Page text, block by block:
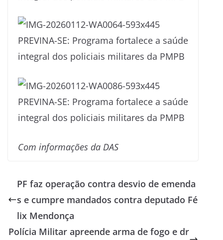
Com informações da DAS
PF faz operação contra desvio de emenda
s e cumpre mandados contra deputado Fé
lix Mendonça
Polícia Militar apreende arma de fogo e dr